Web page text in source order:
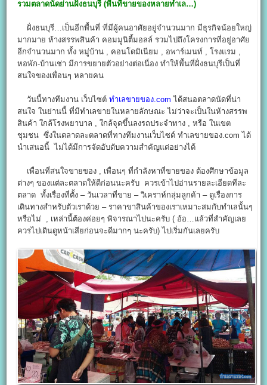
รวมตลาดนัดย่านฝั่งธนบุรี (พื้นที่ขายของหลายทำเล…)
ฝั่งธนบุรี…เป็นอีกพื้นที่ ที่มีผู้คนอาศัยอยู่จำนวนมาก มีธุรกิจน้อยใหญ่
มากมาย ห้างสรรพสินค้า คอมมูนิตี้มอลล์ รวมไปถึงโครงการที่อยู่อาศัย
อีกจำนวนมาก ทั้ง หมู่บ้าน , คอนโดมิเนียม , อพาร์เมนท์ , โรงแรม ,
หอพัก-บ้านเช่า มีการขยายตัวอย่างต่อเนื่อง ทำให้พื้นที่ฝั่งธนบุรีเป็นที่
สนใจของเพื่อนๆ หลายคน
วันนี้ทางทีมงาน เว็บไซต์ทำเลขายของ.com ได้สนอตลาดนัดที่น่า
สนใจ ในย่านนี้ ที่มีทำเลขายในหลายลักษณะ ไม่ว่าจะเป็นในห้างสรรพ
สินค้า ใกล้โรงพยาบาล , ใกล้จุดขึ้นลงรถประจำทาง , หรือ ในเขต
ชุมชน ซึ่งในตลาดละตลาดที่ทางทีมงานเว็บไซต์ ทำเลขายของ.com ได้
นำเสนอนี้ ไม่ได้มีการจัดอับดับความสำคัญแต่อย่างได้
เพื่อนที่สนใจขายของ , เพื่อนๆ ที่กำลังหาที่ขายของ ต้องศึกษาข้อมูล
ต่างๆ ของแต่ละตลาดให้ดีก่อนนะครับ ควรเข้าไปอ่านรายละเอียดทีละ
ตลาด ทั้งเรื่องที่ตั้ง – วันเวลาที่ขาย – วิเคราห์กลุ่มลูกค้า – ดูเรื่องการ
เดินทางสำหรับตัวเราด้วย – ราคาขาสินค้าของเราเหมาะสมกับทำเลนั้นๆ
หรือไม่ , เหล่านี้ต้องค่อยๆ พิจารณาไปนะครับ ( อ้อ…แล้วที่สำคัญเลย
ควรไปเดินดูหน้าเสียก่อนจะดีมากๆ นะครับ) ไปเริ่มกันเลยครับ